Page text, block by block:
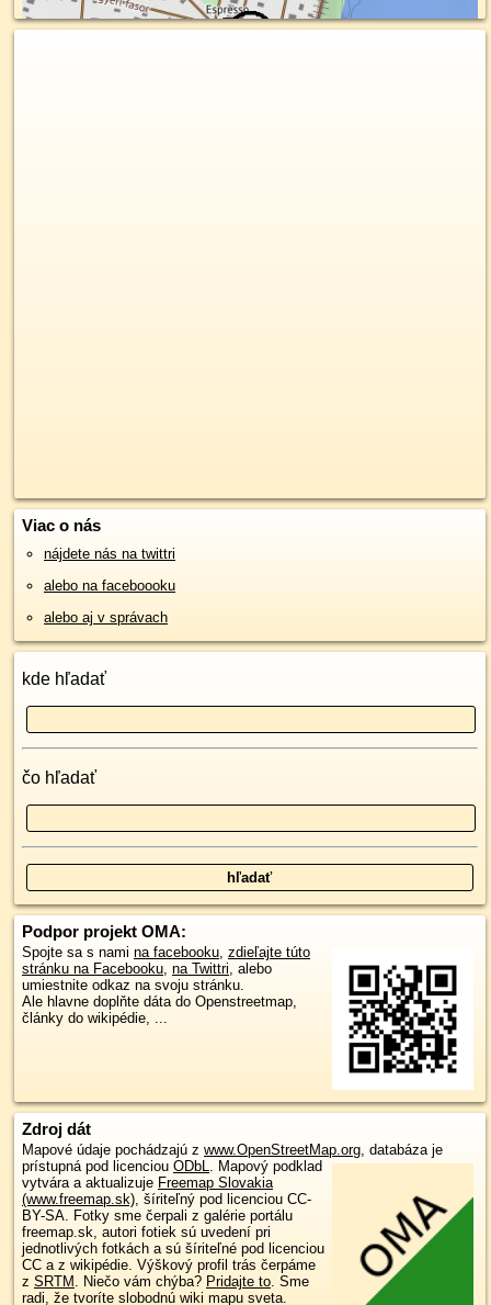
Viac o nás
nájdete nás na twittri
alebo na faceboooku
alebo aj v správach
kde hľadať
čo hľadať
Podpor projekt OMA:
Spojte sa s nami na facebooku, zdieľajte túto
stránku na Facebooku, na Twittri, alebo
umiestnite odkaz na svoju stránku.
Ale hlavne doplňte dáta do Openstreetmap,
články do wikipédie, ...
Zdroj dát
Mapové údaje pochádzajú z www.OpenStreetMap.org, databáza je
prístupná pod licenciou ODbL. Mapový podklad
vytvára a aktualizuje Freemap Slovakia
(www.freemap.sk), šíriteľný pod licenciou CC-
BY-SA. Fotky sme čerpali z galérie portálu
freemap.sk, autori fotiek sú uvedení pri
jednotlivých fotkách a sú šíriteľné pod licenciou
CC a z wikipédie. Výškový profil trás čerpáme
z SRTM . Niečo vám chýba? Pridajte to. Sme
radi, že tvoríte slobodnú wiki mapu sveta.